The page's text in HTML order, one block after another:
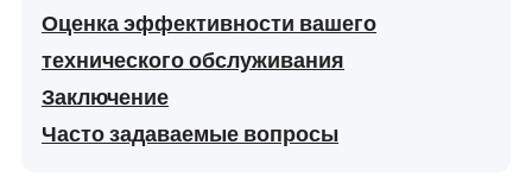
Оценка эффективности вашего
технического обслуживания
Заключение
Часто задаваемые вопросы